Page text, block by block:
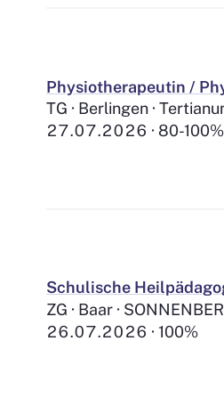
Physiotherapeutin /
TG · Berlingen ·
27.07.2026
80-100%
Schulische
ZG · Baar ·
26.07.2026
100%